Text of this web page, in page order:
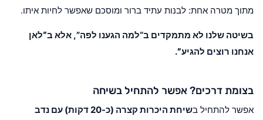
מתוך מטרה אחת: לבנות עתיד ברור ומוסכם שאפשר לחיות איתו.
בשיטה שלנו לא מתמקדים ב“למה הגענו לפה”, אלא ב“לאן
אנחנו רוצים להגיע”.
בצומת דרכים? אפשר להתחיל בשיחה
אפשר להתחיל ב
שיחת היכרות קצרה (כ-20 דקות) עם נדב